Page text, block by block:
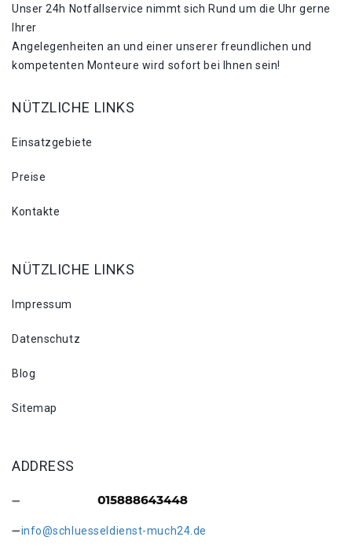
Unser 24h Notfallservice nimmt sich Rund um die Uhr gerne
Ihrer
Angelegenheiten an und einer unserer freundlichen und
kompetenten Monteure wird sofort bei Ihnen sein!
NÜTZLICHE LINKS
Einsatzgebiete
Preise
Kontakte
NÜTZLICHE LINKS
Impressum
Datenschutz
Blog
Sitemap
ADDRESS
info@schluesseldienst-much24.de